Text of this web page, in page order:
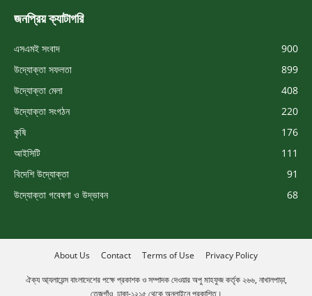
জনপ্রিয় ক্যাটাগরি
এসএমই সংবাদ
900
উদ্যোক্তা সফলতা
899
উদ্যোক্তা মেলা
408
উদ্যোক্তা সংগঠন
220
কৃষি
176
আইসিটি
111
বিদেশি উদ্যোক্তা
91
উদ্যোক্তা গবেষণা ও উদ্ভাবন
68
About Us Contact Terms of Use Privacy Policy
ঐক্য আ্যলায়েন্স বাংলাদেশের পক্ষে প্রকাশক ও সম্পাদক দেওয়ার অপু মাহফুজ কর্তৃক ২৬৬, নাখালপাড়া,
তেজগাঁও, ঢাকা-১২১৫ থেকে অনলাইনে প্রকাশিত।